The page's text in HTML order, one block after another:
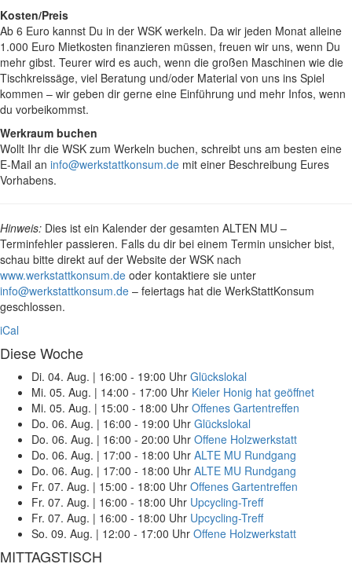
Kosten/Preis
Ab 6 Euro kannst Du in der WSK werkeln. Da wir jeden Monat alleine
1.000 Euro Mietkosten finanzieren müssen, freuen wir uns, wenn Du
mehr gibst. Teurer wird es auch, wenn die großen Maschinen wie die
Tischkreissäge, viel Beratung und/oder Material von uns ins Spiel
kommen – wir geben dir gerne eine Einführung und mehr Infos, wenn
du vorbeikommst.
Werkraum buchen
Wollt Ihr die WSK zum Werkeln buchen, schreibt uns am besten eine
E-Mail an info@werkstattkonsum.de mit einer Beschreibung Eures
Vorhabens.
Hinweis: Dies ist ein Kalender der gesamten ALTEN MU –
Terminfehler passieren. Falls du dir bei einem Termin unsicher bist,
schau bitte direkt auf der Website der WSK nach
www.werkstattkonsum.de oder kontaktiere sie unter
info@werkstattkonsum.de – feiertags hat die WerkStattKonsum
geschlossen.
iCal
Diese Woche
Di. 04. Aug. | 16:00 - 19:00 Uhr Glückslokal
Mi. 05. Aug. | 14:00 - 17:00 Uhr Kieler Honig hat geöffnet
Mi. 05. Aug. | 15:00 - 18:00 Uhr Offenes Gartentreffen
Do. 06. Aug. | 16:00 - 19:00 Uhr Glückslokal
Do. 06. Aug. | 16:00 - 20:00 Uhr Offene Holzwerkstatt
Do. 06. Aug. | 17:00 - 18:00 Uhr ALTE MU Rundgang
Do. 06. Aug. | 17:00 - 18:00 Uhr ALTE MU Rundgang
Fr. 07. Aug. | 15:00 - 18:00 Uhr Offenes Gartentreffen
Fr. 07. Aug. | 16:00 - 18:00 Uhr Upcycling-Treff
Fr. 07. Aug. | 16:00 - 18:00 Uhr Upcycling-Treff
So. 09. Aug. | 12:00 - 17:00 Uhr Offene Holzwerkstatt
MITTAGSTISCH